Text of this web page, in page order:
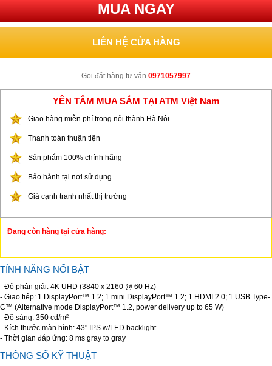
MUA NGAY
LIÊN HỆ CỬA HÀNG
Gọi đặt hàng tư vấn 0971057997
YÊN TÂM MUA SẮM TẠI ATM Việt Nam
Giao hàng miễn phí trong nội thành Hà Nội
Thanh toán thuận tiện
Sản phẩm 100% chính hãng
Bảo hành tại nơi sử dụng
Giá cạnh tranh nhất thị trường
Đang còn hàng tại cửa hàng:
TÍNH NĂNG NỔI BẬT
- Độ phân giải: 4K UHD (3840 x 2160 @ 60 Hz)
- Giao tiếp: 1 DisplayPort™ 1.2; 1 mini DisplayPort™ 1.2; 1 HDMI 2.0; 1 USB Type-
C™ (Alternative mode DisplayPort™ 1.2, power delivery up to 65 W)
- Độ sáng: 350 cd/m²
- Kích thước màn hình: 43" IPS w/LED backlight
- Thời gian đáp ứng: 8 ms gray to gray
THÔNG SỐ KỸ THUẬT